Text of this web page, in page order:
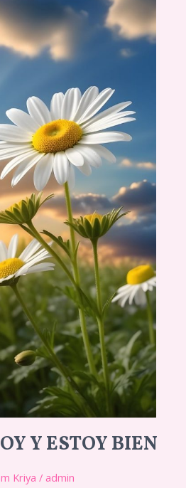
Y ESTOY BIEN
Kriya /admin